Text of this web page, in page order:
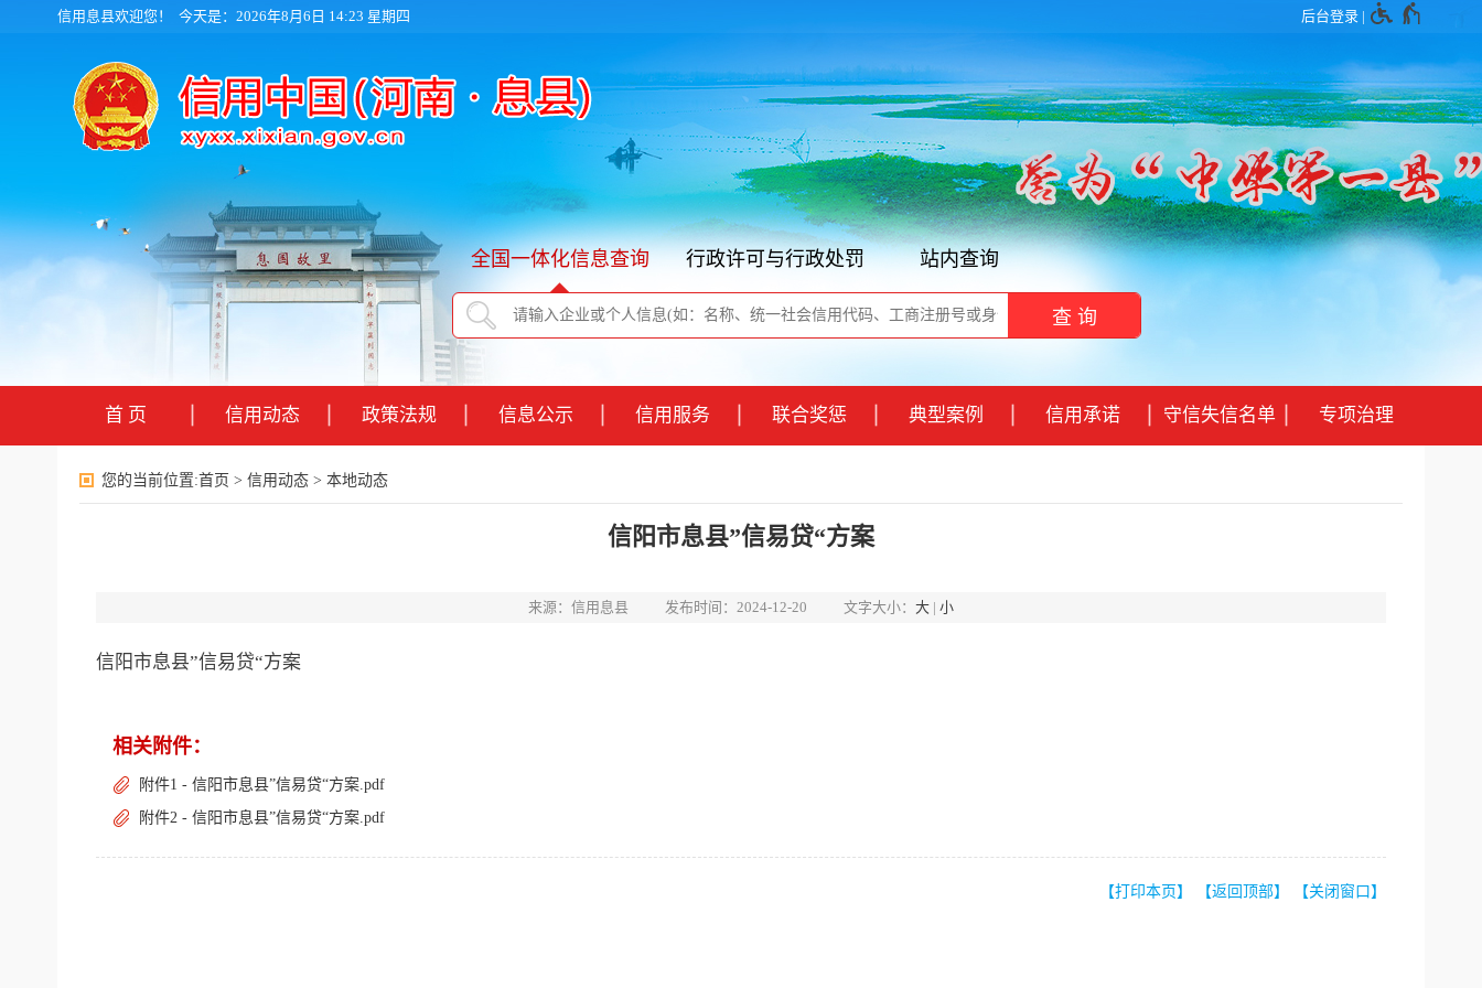
信用息县欢迎您！ 今天是：2026年8月6日 14:23 星期四 后台登录 |
全国一体化信息查询 行政许可与行政处罚 站内查询
首 页 信用动态 政策法规 信息公示 信用服务 联合奖惩 典型案例 信用承诺 守信失信名单 专项治理
您的当前位置:首页 > 信用动态 > 本地动态
信阳市息县”信易贷“方案
来源：信用息县 发布时间：2024-12-20 文字大小： 大 | 小
信阳市息县”信易贷“方案
相关附件：
附件1 - 信阳市息县”信易贷“方案.pdf
附件2 - 信阳市息县”信易贷“方案.pdf
【打印本页】 【返回顶部】 【关闭窗口】